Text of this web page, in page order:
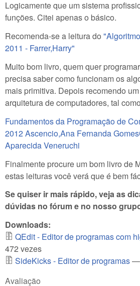
Logicamente que um sistema
funções. Citei apenas o básico.
Recomenda-se a leitura do
2011 - Farrer,Harry"
Muito bom livro, quem quer
precisa saber como funcionam os
mais primitiva. Depois recomendo
arquitetura de computadores, tal
Fundamentos da Programação de
2012 Ascencio,Ana Fernanda
Aparecida Veneruchi
Finalmente procure um bom livro de
estas leituras você verá que é bem
Se quiser ir mais rápido, veja as
dúvidas no fórum e no nosso
Downloads:
QEdit - Editor de programas com
472 vezes
SideKicks - Editor de programas—
Avaliação